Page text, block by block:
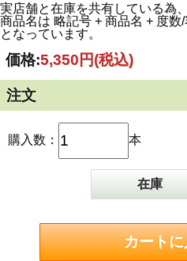
実店舗と在庫を共有している為
商品名は 略記号 + 商品名 + 度数
となっています。
価格:5,350円(税込)
注文
購入数： 本
在庫